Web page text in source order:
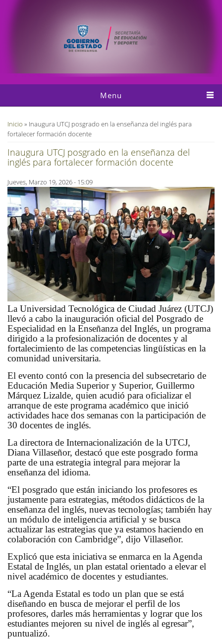
Menu
Usted está aquí
Inicio » Inaugura UTCJ posgrado en la enseñanza del inglés para
fortalecer formación docente
Inaugura UTCJ posgrado en la enseñanza del
inglés para fortalecer formación docente
Jueves, Marzo 19, 2026 - 15:09
La Universidad Tecnológica de Ciudad Juárez (UTCJ)
llevó a cabo la inauguración oficial del Posgrado de
Especialidad en la Enseñanza del Inglés, un programa
dirigido a la profesionalización de docentes y al
fortalecimiento de las competencias lingüísticas en la
comunidad universitaria.
El evento contó con la presencia del subsecretario de
Educación Media Superior y Superior, Guillermo
Márquez Lizalde, quien acudió para oficializar el
arranque de este programa académico que inició
actividades hace dos semanas con la participación de
30 docentes de inglés.
La directora de Internacionalización de la UTCJ,
Diana Villaseñor, destacó que este posgrado forma
parte de una estrategia integral para mejorar la
enseñanza del idioma.
“El posgrado que están iniciando los profesores es
justamente para estrategias, métodos didácticos de la
enseñanza del inglés, nuevas tecnologías; también hay
un módulo de inteligencia artificial y se busca
actualizar las estrategias que ya estamos haciendo en
colaboración con Cambridge”, dijo Villaseñor.
Explicó que esta iniciativa se enmarca en la Agenda
Estatal de Inglés, un plan estatal orientado a elevar el
nivel académico de docentes y estudiantes.
“La Agenda Estatal es todo un plan que se está
diseñando en busca de mejorar el perfil de los
profesores, darles más herramientas y lograr que los
estudiantes mejoren su nivel de inglés al egresar”,
puntualizó.